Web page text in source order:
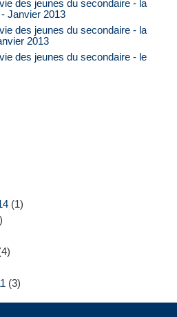
des jeunes du secondaire - la
Janvier 2013
des jeunes du secondaire - la
2013
des jeunes du secondaire - le
(1)
(3)